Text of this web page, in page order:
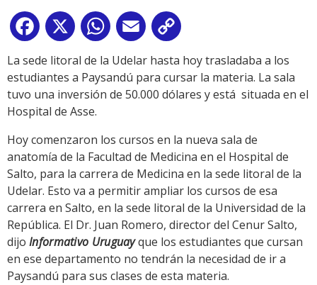
Facebook
X WhatsApp
Email
Link
La sede litoral de la Udelar hasta hoy trasladaba a los
estudiantes a Paysandú para cursar la materia. La sala
tuvo una inversión de 50.000 dólares y está situada en el
Hospital de Asse.
Hoy comenzaron los cursos en la nueva sala de
anatomía de la Facultad de Medicina en el Hospital de
Salto, para la carrera de Medicina en la sede litoral de la
Udelar. Esto va a permitir ampliar los cursos de esa
carrera en Salto, en la sede litoral de la Universidad de la
República. El Dr. Juan Romero, director del Cenur Salto,
dijo Informativo Uruguayque los estudiantes que cursan
en ese departamento no tendrán la necesidad de ir a
Paysandú para sus clases de esta materia.